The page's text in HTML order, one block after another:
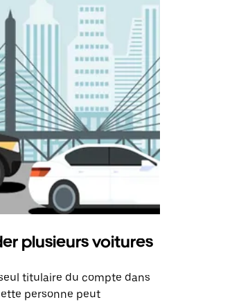
plusieurs voitures
titulaire du compte dans
personne peut